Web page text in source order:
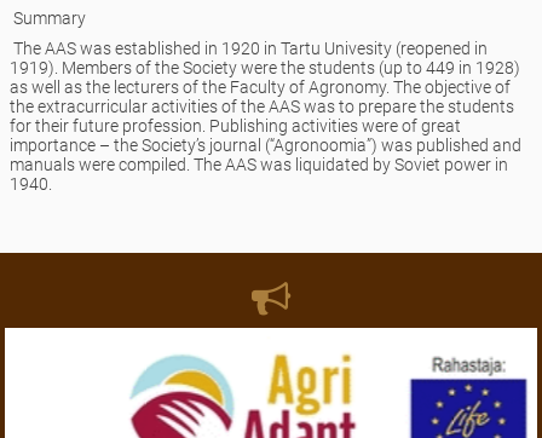
Summary
The AAS was established in 1920 in Tartu Univesity (reopened in
1919). Members of the Society were the students (up to 449 in 1928)
as well as the lecturers of the Faculty of Agronomy. The objective of
the extracurricular activities of the AAS was to prepare the students
for their future profession. Publishing activities were of great
importance – the Society’s journal (“Agronoomia”) was published and
manuals were compiled. The AAS was liquidated by Soviet power in
1940.